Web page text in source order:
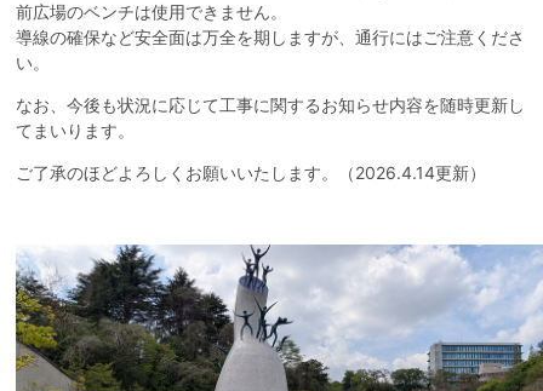
岡本太郎年表
教育プログラム
お問合せ
日本語 English Download Our Multilingual Brochures
前広場のベンチは使用できません。
導線の確保など安全面は万全を期しますが、通行にはご注意くださ
い。
なお、今後も状況に応じて工事に関するお知らせ内容を随時更新し
てまいります。
ご了承のほどよろしくお願いいたします。（2026.4.14更新）